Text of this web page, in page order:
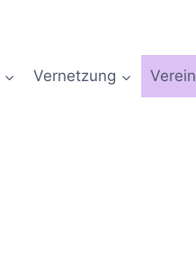
Vernetzung Verein